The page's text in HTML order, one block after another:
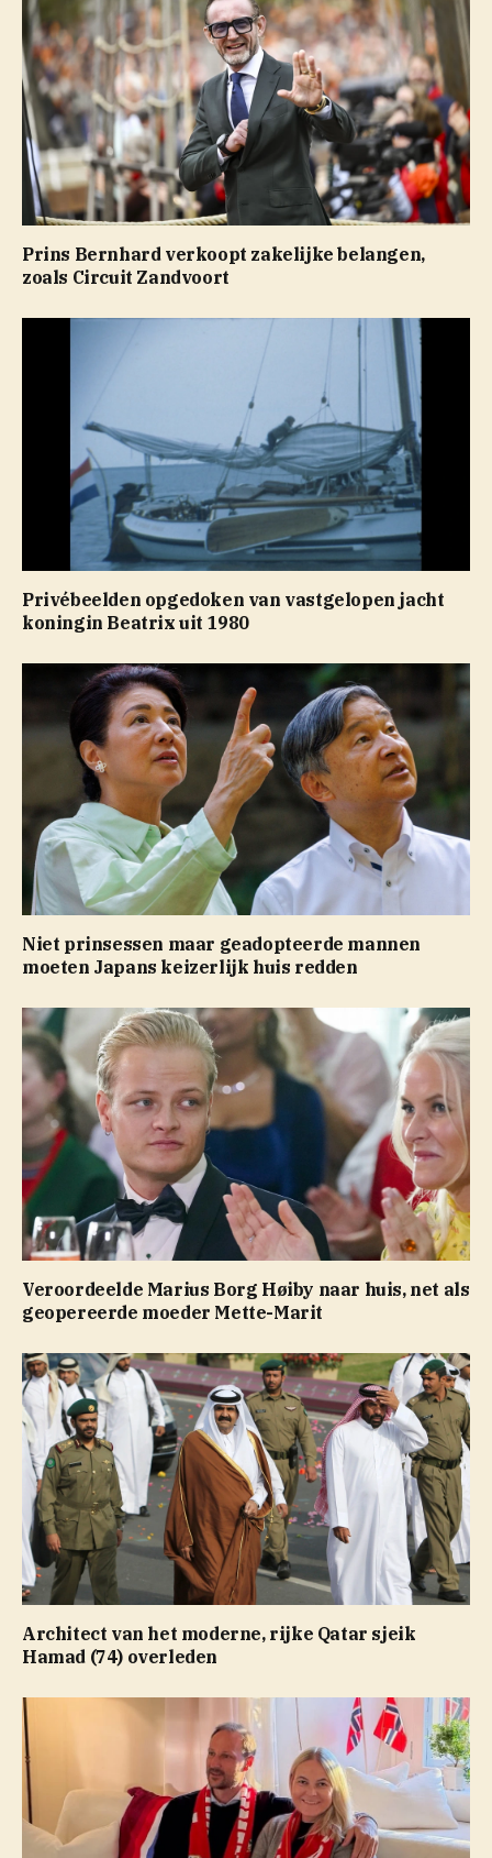
Prins Bernhard verkoopt zakelijke belangen,
zoals Circuit Zandvoort
Privébeelden opgedoken van vastgelopen jacht
koningin Beatrix uit 1980
Niet prinsessen maar geadopteerde mannen
moeten Japans keizerlijk huis redden
Veroordeelde Marius Borg Høiby naar huis, net als
geopereerde moeder Mette-Marit
Architect van het moderne, rijke Qatar sjeik
Hamad (74) overleden